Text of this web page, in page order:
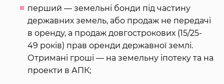
перший — земельні бонди під частину
державних земель, або продаж не передачі
в оренду, а продаж довгострокових (15/25-
49 років) прав оренди державної землі.
Отримані гроші — на земельну іпотеку та на
проекти в АПК;